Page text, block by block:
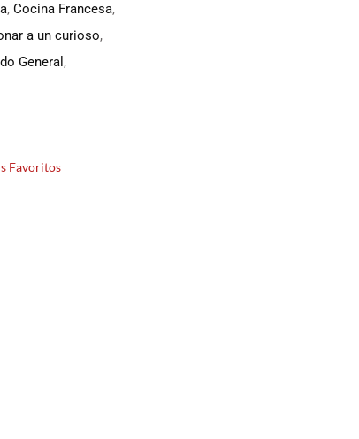
, Cocina Francesa,
a un curioso,
General ,
Favoritos